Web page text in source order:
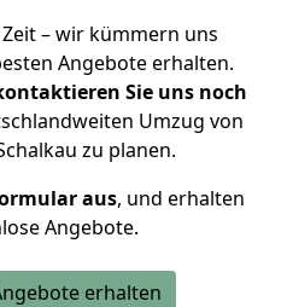
– wir kümmern uns
Angebote erhalten.
Sie uns noch
Umzug von
zu planen.
aus, und erhalten
Angebote.
erhalten